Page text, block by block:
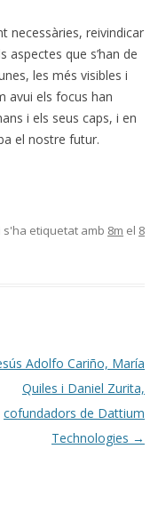
necessàries, reivindicar
aspectes que s’han de
les més visibles i
avui els focus han
i els seus caps, i en
el nostre futur.
i s'ha etiquetat amb 8m el 8
Adolfo Cariño, María
Quiles i Daniel Zurita,
cofundadors de Dattium
Technologies →